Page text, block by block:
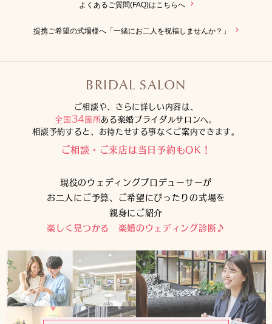
よくあるご質問(FAQ)はこちらへ
提携ご希望の式場様へ「一緒にお二人を祝福しませんか？」
BRIDAL SALON
ご相談や、さらに詳しい内容は、
全国34箇所ある楽婚ブライダルサロンへ。
相談予約すると、お待たせする事なくご案内できます。
ご相談・ご来店は当日予約もOK！
現役のウェディングプロデューサーが
お二人にご予算、ご希望にぴったりの式場を
親身にご紹介
楽しく見つかる 楽婚のウェディング診断♪